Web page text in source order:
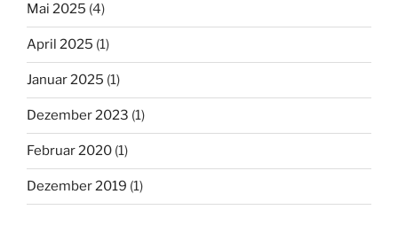
Mai 2025 (4)
April 2025 (1)
Januar 2025 (1)
Dezember 2023 (1)
Februar 2020 (1)
Dezember 2019 (1)